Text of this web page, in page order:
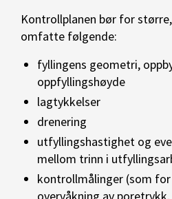
Kontrollplanen bør for
omfatte følgende:
fyllingens geometri,
oppfyllingshøyde
lagtykkelser
drenering
utfyllingshastighet og
mellom trinn i
kontrollmålinger (som